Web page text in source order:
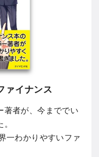
ァイナンス
著者が、今まででい
一わかりやすいファ